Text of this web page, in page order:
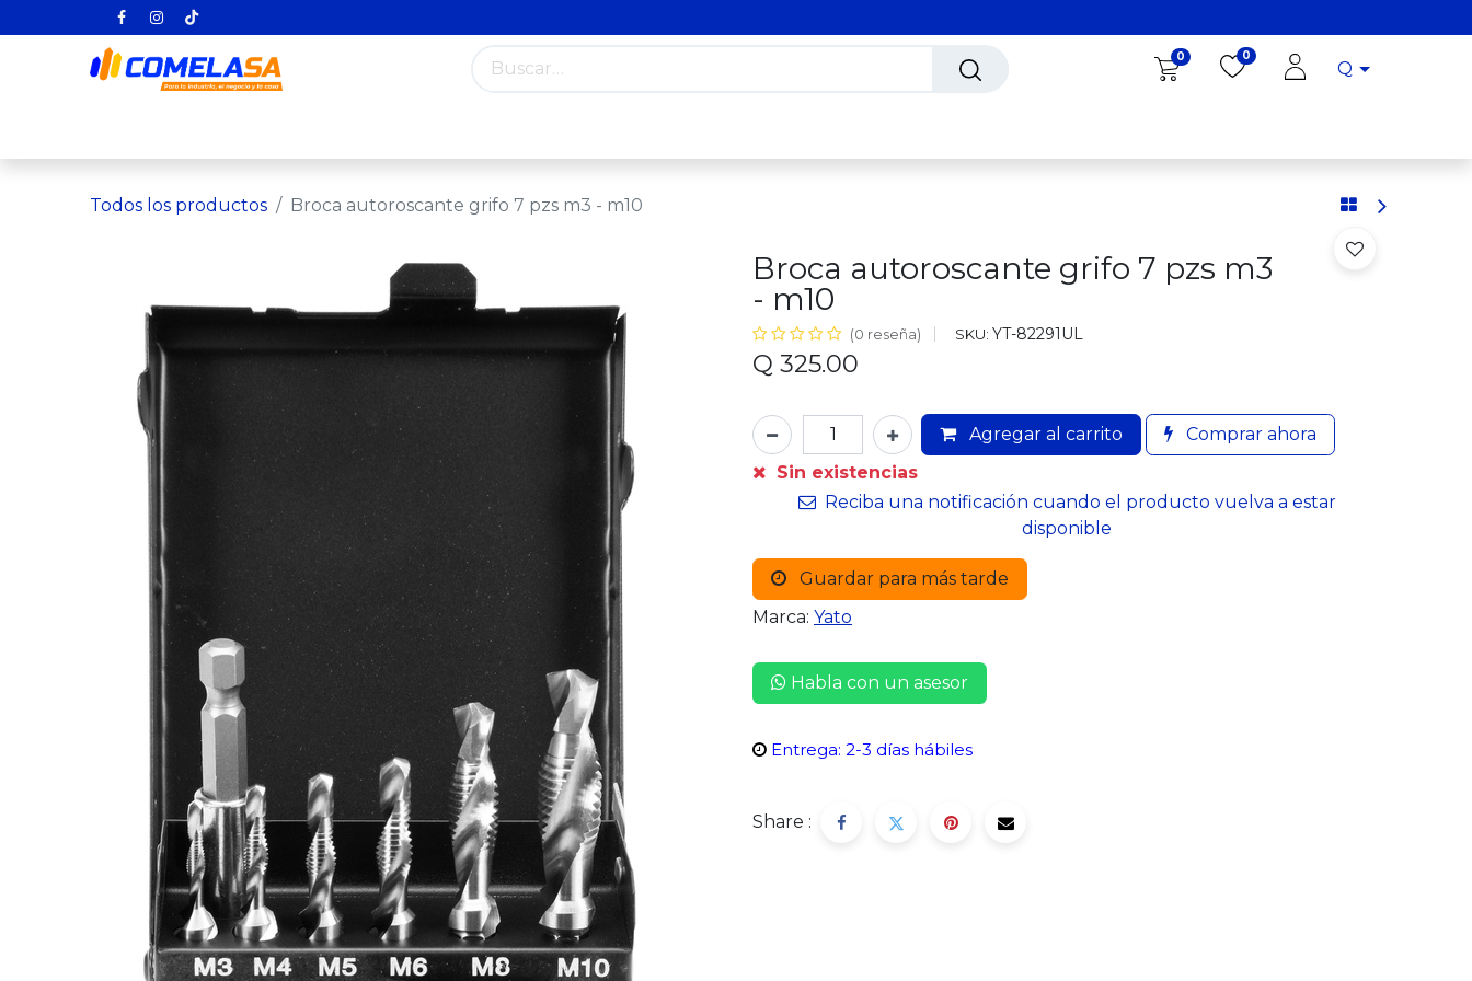
0 0
Q
Todos los productos Broca autoroscante grifo 7 pzs m3 - m10
Broca autoroscante grifo 7 pzs m3
- m10
(0 reseña) SKU: YT-82291UL
Q 325.00
Agregar al carrito
Comprar ahora
Sin existencias
Reciba una notificación cuando el producto vuelva a estar
disponible
Guardar para más tarde
Marca: Yato
Habla con un asesor
Entrega: 2-3 días hábiles
Share :